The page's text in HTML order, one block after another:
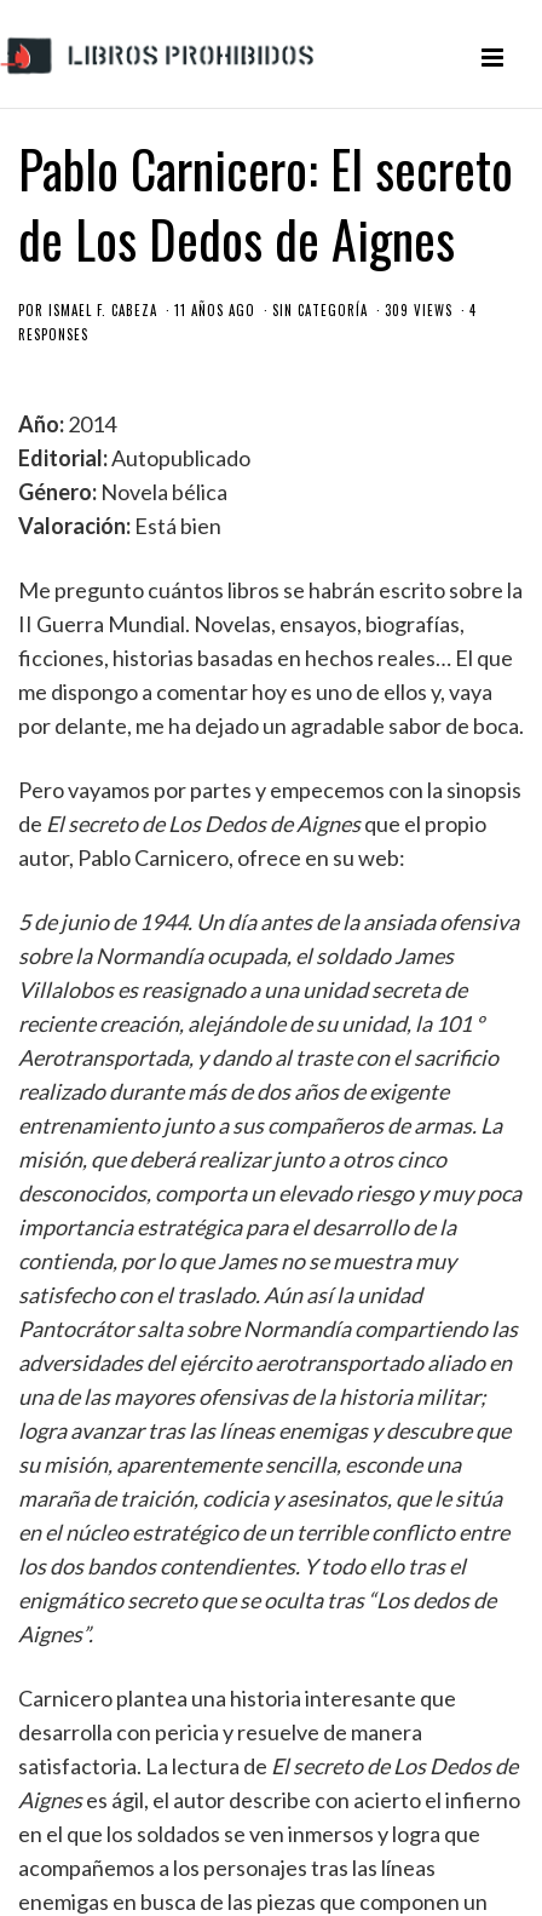
Pablo Carnicero: El secreto
de Los Dedos de Aignes
POR ISMAEL F. CABEZA 11 AÑOS AGO SIN CATEGORÍA 309 VIEWS
4
RESPONSES
Año:2014
Editorial:Autopublicado
Género: Novela bélica
Valoración: Está bien
Me pregunto cuántos libros se habrán escrito sobre la
II Guerra Mundial. Novelas, ensayos, biografías,
ficciones, historias basadas en hechos reales… El que
me dispongo a comentar hoy es uno de ellos y, vaya
por delante, me ha dejado un agradable sabor de boca.
Pero vayamos por partes y empecemos con la sinopsis
de El secreto de Los Dedos de Aignesque el propio
autor, Pablo Carnicero, ofrece en su web:
5 de junio de 1944. Un día antes de la ansiada ofensiva
sobre la Normandía ocupada, el soldado James
Villalobos es reasignado a una unidad secreta de
reciente creación, alejándole de su unidad, la 101 º
Aerotransportada, y dando al traste con el sacrificio
realizado durante más de dos años de exigente
entrenamiento junto a sus compañeros de armas. La
misión, que deberá realizar junto a otros cinco
desconocidos, comporta un elevado riesgo y muy poca
importancia estratégica para el desarrollo de la
contienda, por lo que James no se muestra muy
satisfecho con el traslado. Aún así la unidad
Pantocrátor salta sobre Normandía compartiendo las
adversidades del ejército aerotransportado aliado en
una de las mayores ofensivas de la historia militar;
logra avanzar tras las líneas enemigas y descubre que
su misión, aparentemente sencilla, esconde una
maraña de traición, codicia y asesinatos, que le sitúa
en el núcleo estratégico de un terrible conflicto entre
los dos bandos contendientes. Y todo ello tras el
enigmático secreto que se oculta tras “Los dedos de
Aignes”.
Carnicero plantea una historia interesante que
desarrolla con pericia y resuelve de manera
satisfactoria. La lectura de El secreto de Los Dedos de
Aigneses ágil, el autor describe con acierto el infierno
en el que los soldados se ven inmersos y logra que
acompañemos a los personajes tras las líneas
enemigas en busca de las piezas que componen un